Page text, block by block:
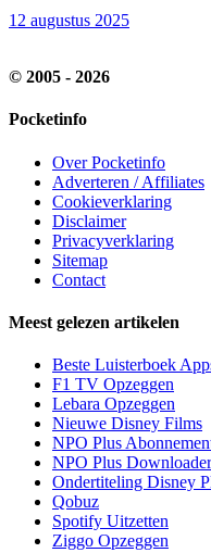
12 augustus 2025
© 2005 - 2026
Pocketinfo
Over Pocketinfo
Adverteren / Affiliates
Cookieverklaring
Disclaimer
Privacyverklaring
Sitemap
Contact
Meest gelezen artikelen
Beste Luisterboek
F1 TV Opzeggen
Lebara Opzeggen
Nieuwe Disney Films
NPO Plus
NPO Plus Downloader
Ondertiteling Disney
Qobuz
Spotify Uitzetten
Ziggo Opzeggen